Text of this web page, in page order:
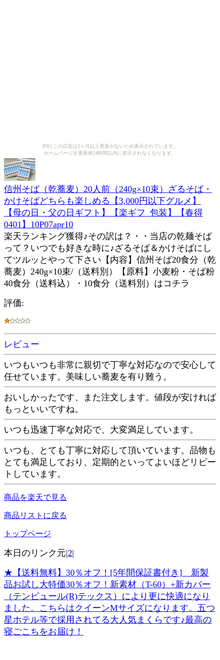
[PR] この広告は3ヶ月以上更新がないため表示されています。
ホームページを更新後24時間以内に表示されなくなります。
信州そば（乾蕎麦）20人前（240g×10束）ざるそば・
かけそばどちらも楽しめる【3,000円以下グルメ】
【母の日・父の日ギフト】【楽ギフ_包装】【春得
0401】10P07apr10
楽天ランキング獲得♪その訳は？・・当店の乾麺そば
って？いつでも好きな時に♪ざるそば＆かけそばにし
てツルッとやって下さい【内容】信州そば20食分（乾
蕎麦）240g×10束/（送料別）【原料】小麦粉・そば粉
40食分（送料込）・10食分（送料別）はコチラ
評価:
レビュー
いつもいつも非常に親切で丁寧な対応なので安心して
任せています。美味しい蕎麦を有り難う。
おいしかったです、また注文します。値段が安ければ
もっといいですね。
いつも迅速丁寧な対応で、大変満足しています。
いつも、とても丁寧に対応して頂いています。品物も
とても満足しており、定期的といってよいほどリピー
トしています。
商品を楽天で見る
商品リストに戻る
トップページ
本日のリンク元|2|
★【送料無料】30％オフ！[5年間保証書付き] 新製
品お試し大特価30％オフ！新素材（T-60）+新カバー
（テンピュール(R)テックス）により更に快適になり
ました。こちらはクイーンMサイズになります。五つ
星ホテル等で採用されてる大人気まくらです♪最高の
寝ごこちをお届け！